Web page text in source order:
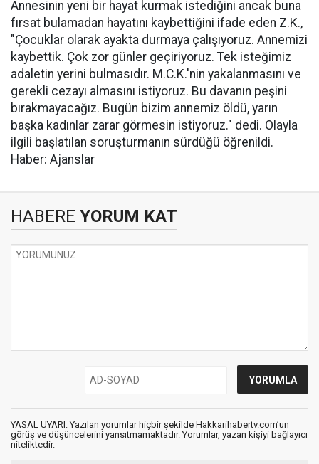
Annesinin yeni bir hayat kurmak istediğini ancak buna
fırsat bulamadan hayatını kaybettiğini ifade eden Z.K.,
"Çocuklar olarak ayakta durmaya çalışıyoruz. Annemizi
kaybettik. Çok zor günler geçiriyoruz. Tek isteğimiz
adaletin yerini bulmasıdır. M.C.K.'nin yakalanmasını ve
gerekli cezayı almasını istiyoruz. Bu davanın peşini
bırakmayacağız. Bugün bizim annemiz öldü, yarın
başka kadınlar zarar görmesin istiyoruz." dedi. Olayla
ilgili başlatılan soruşturmanın sürdüğü öğrenildi.
Haber: Ajanslar
HABERE YORUM KAT
YASAL UYARI: Yazılan yorumlar hiçbir şekilde Hakkarihabertv.com’un
görüş ve düşüncelerini yansıtmamaktadır. Yorumlar, yazan kişiyi bağlayıcı
niteliktedir.